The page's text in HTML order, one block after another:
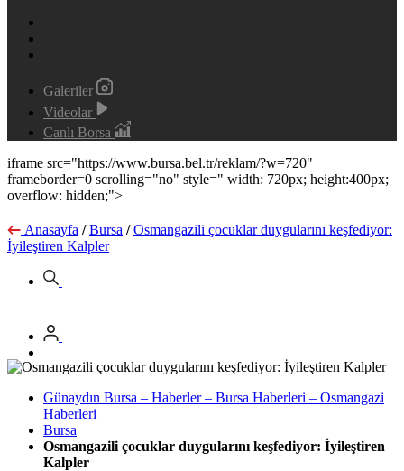
Galeriler
Videolar
Canlı Borsa
iframe src="https://www.bursa.bel.tr/reklam/?w=720"
frameborder=0 scrolling="no" style=" width: 720px; height:400px;
overflow: hidden;">
Anasayfa / Bursa / Osmangazili çocuklar duygularını keşfediyor:
İyileştiren Kalpler
Günaydın Bursa – Haberler – Bursa Haberleri – Osmangazi
Haberleri
Bursa
Osmangazili çocuklar duygularını keşfediyor: İyileştiren
Kalpler